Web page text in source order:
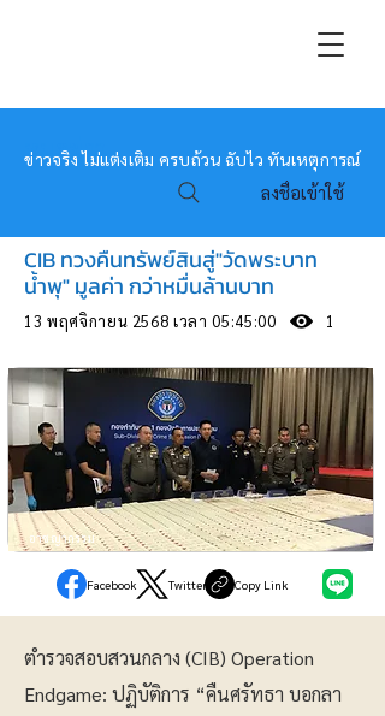
หมอข่าว
ข่าวจริง ไม่แต่งเติม ครบถ้วน ฉับไว ทันเหตุการณ์
ลงชื่อเข้าใช้
CIB ทวงคืนทรัพย์สินสู่"วัดพระบาท
น้ำพุ" มูลค่า กว่าหมื่นล้านบาท
13 พฤศจิกายน 2568 เวลา 05:45:00 1
อาชญากรรม
Facebook Twitter Copy Link
ตำรวจสอบสวนกลาง (CIB) Operation
Endgame: ปฏิบัติการ “คืนศรัทธา บอกลา